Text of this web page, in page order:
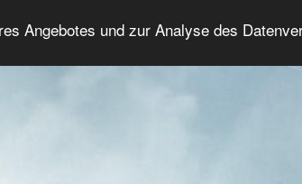
Angebotes und zur Analyse des
Erweiterte Suche Anmelden